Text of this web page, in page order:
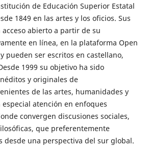
de Educación Superior Estatal
1849 en las artes y los oficios. Sus
abierto a partir de su
en línea, en la plataforma Open
y pueden ser escritos en castellano,
1999 su objetivo ha sido
y originales de
de las artes, humanidades y
especial atención en enfoques
convergen discusiones sociales,
que preferentemente
desde una perspectiva del sur global.